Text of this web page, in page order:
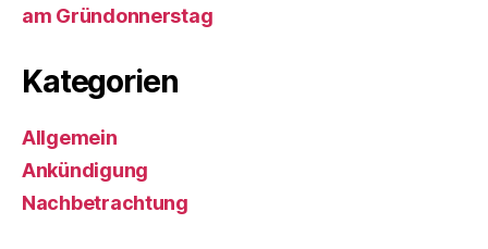
am Gründonnerstag
Kategorien
Allgemein
Ankündigung
Nachbetrachtung